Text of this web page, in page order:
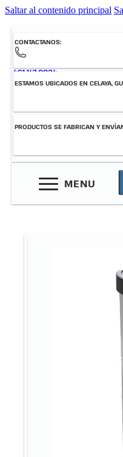
Saltar al contenido principal
CONTACTANOS:
461-147-0034
ESTAMOS UBICADOS EN CELAYA,
PRODUCTOS SE FABRICAN Y
MENU